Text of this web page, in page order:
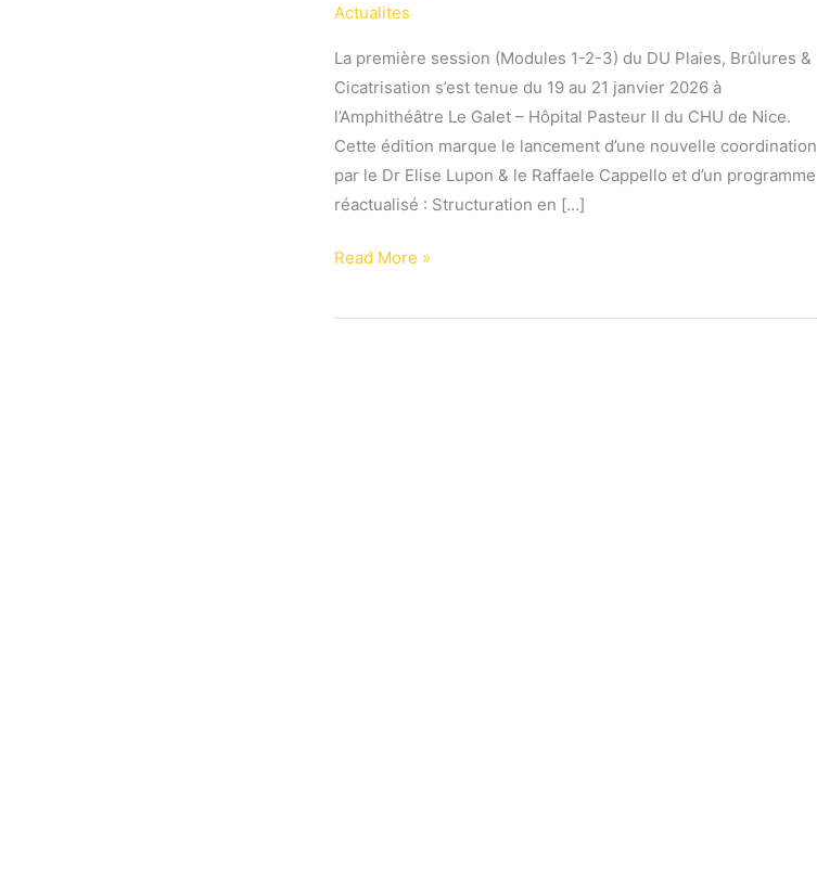
Actualites
La première session (Modules 1-2-3) du DU Plaies, Brûlures &
Cicatrisation s’est tenue du 19 au 21 janvier 2026 à
l’Amphithéâtre Le Galet – Hôpital Pasteur II du CHU de Nice.
Cette édition marque le lancement d’une nouvelle coordination
par le Dr Elise Lupon & le Raffaele Cappello et d’un programme
réactualisé : Structuration en […]
DU
Brûlures
Read More »